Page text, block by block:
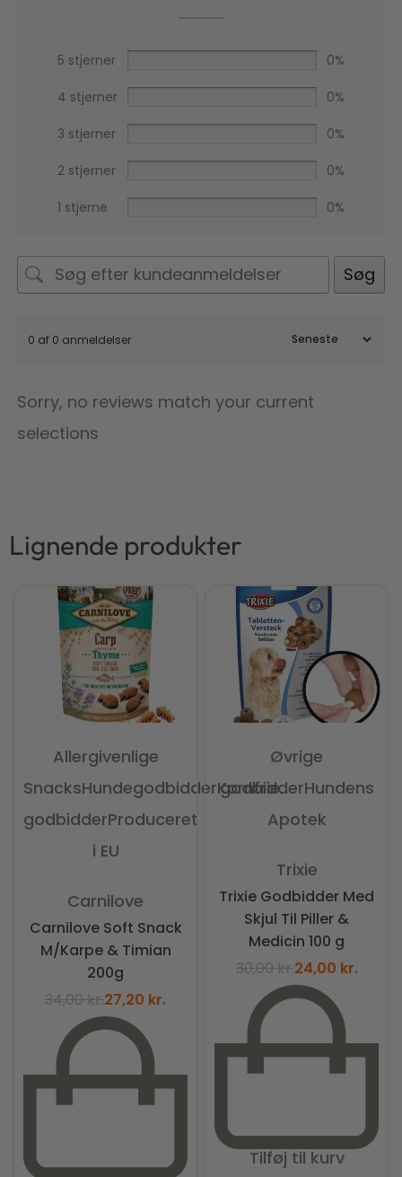
5 stjerner 0%
4 stjerner 0%
3 stjerner 0%
2 stjerner 0%
1 stjerne 0%
Søg
0 af 0 anmeldelser
Sorry, no reviews match your current
selections
Lignende produkter
Allergivenlige
SnacksHundegodbidderKornfrie
godbidderProduceret
i EU
Carnilove
Carnilove Soft Snack
M/Karpe & Timian
200g
34,00kr.27,20 kr.
Øvrige
godbidderHundens
Apotek
Trixie
Trixie Godbidder Med
Skjul Til Piller &
Medicin 100 g
30,00kr.24,00 kr.
Tilføj til kurv